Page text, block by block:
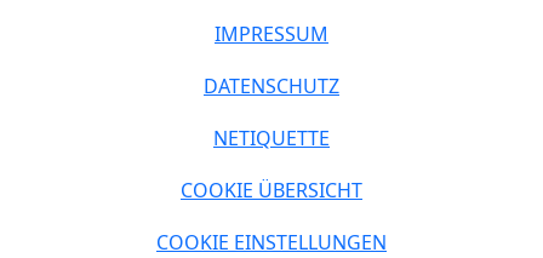
IMPRESSUM
DATENSCHUTZ
NETIQUETTE
COOKIE ÜBERSICHT
COOKIE EINSTELLUNGEN